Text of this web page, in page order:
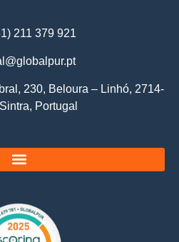
211 379 921
230, Beloura – Linhó, 2714-
Portugal